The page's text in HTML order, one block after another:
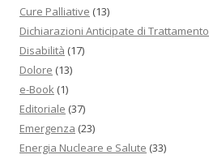
Cure Palliative (13)
Dichiarazioni Anticipate di Trattamento
Disabilità (17)
Dolore (13)
e-Book (1)
Editoriale (37)
Emergenza (23)
Energia Nucleare e Salute (33)